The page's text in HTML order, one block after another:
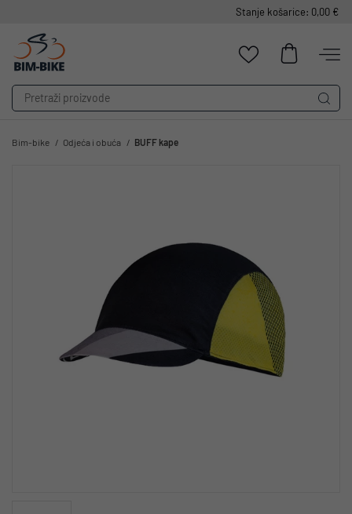
Stanje košarice: 0,00 €
Bim-bike Odjeća i obuća BUFF kape